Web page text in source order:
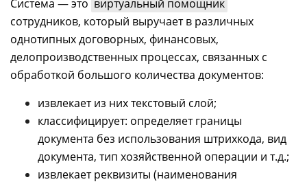
Система —это виртуальный помощник
сотрудников, который выручает в различных
однотипных договорных, финансовых,
делопроизводственных процессах, связанных с
обработкой большого количества документов:
извлекает из них текстовый слой;
классифицирует: определяет границы
документа без использования штрихкода, вид
документа, тип хозяйственной операции и т.д.;
извлекает реквизиты (наименования